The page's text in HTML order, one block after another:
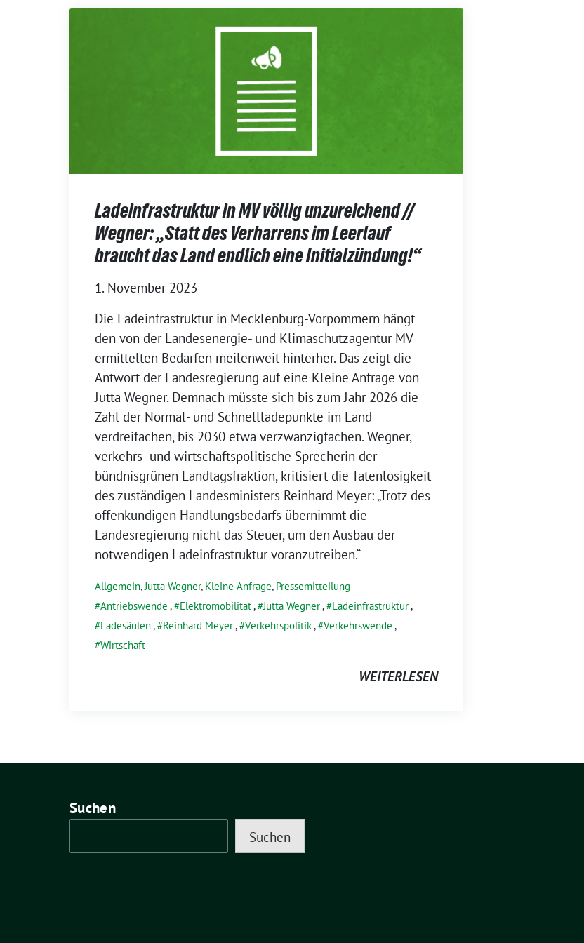
Ladeinfrastruktur in MV völlig unzureichend //
Wegner: „Statt des Verharrens im Leerlauf
braucht das Land endlich eine Initialzündung!“
1. November 2023
Die Ladeinfrastruktur in Mecklenburg-Vorpommern hängt
den von der Landesenergie- und Klimaschutzagentur MV
ermittelten Bedarfen meilenweit hinterher. Das zeigt die
Antwort der Landesregierung auf eine Kleine Anfrage von
Jutta Wegner. Demnach müsste sich bis zum Jahr 2026 die
Zahl der Normal- und Schnellladepunkte im Land
verdreifachen, bis 2030 etwa verzwanzigfachen. Wegner,
verkehrs- und wirtschaftspolitische Sprecherin der
bündnisgrünen Landtagsfraktion, kritisiert die Tatenlosigkeit
des zuständigen Landesministers Reinhard Meyer: „Trotz des
offenkundigen Handlungsbedarfs übernimmt die
Landesregierung nicht das Steuer, um den Ausbau der
notwendigen Ladeinfrastruktur voranzutreiben.“
Allgemein,Jutta Wegner, Kleine Anfrage, Pressemitteilung
Antriebswende , Elektromobilität, Jutta Wegner, Ladeinfrastruktur,
Ladesäulen, Reinhard Meyer, Verkehrspolitik, Verkehrswende ,
Wirtschaft
WEITERLESEN
Suchen
Suchen